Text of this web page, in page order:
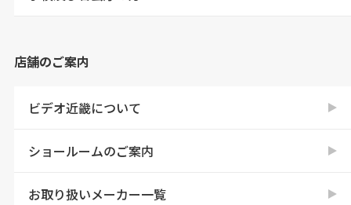
店舗のご案内
ビデオ近畿について
ショールームのご案内
お取り扱いメーカー一覧